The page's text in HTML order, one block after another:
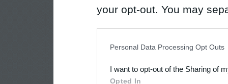
your opt-out. You may
Downstream Participants
Personal Data Processing Opt Outs
I want to opt-out of the Sharing of
Opted In